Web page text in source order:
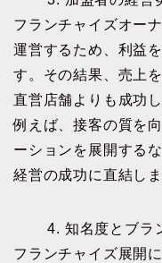
フランチャイズオー
運営するため、利益
す。その結果、売上
直営店舗よりも成功
例えば、接客の質を
ーションを展開する
経営の成功に直結しま
4. 知名度とブラ
フランチャイズ展開